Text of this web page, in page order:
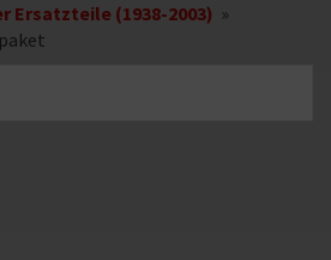
Ersatzteile (1938-2003) »